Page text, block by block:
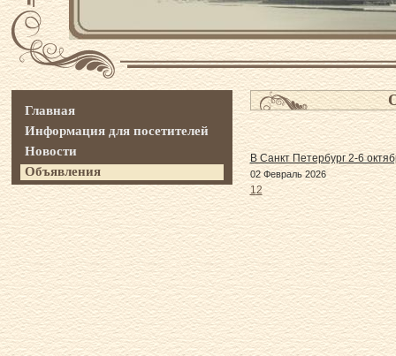
В Санкт Петербург 2-6
02 Февраль 2026
12
Главная
Информация для посетителей
Новости
Объявления